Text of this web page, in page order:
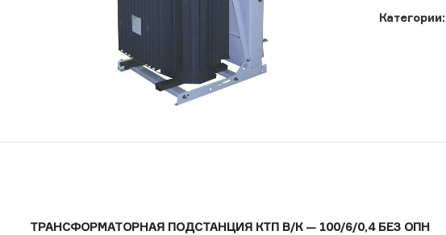
Категории:
ТРАНСФОРМАТОРНАЯ ПОДСТАНЦИЯ КТП В/К — 100/6/0,4 БЕЗ ОПН